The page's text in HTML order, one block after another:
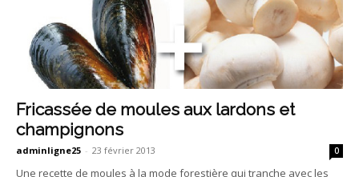
Fricassée de moules aux lardons et
champignons
adminligne25 - 23 février 2013 0
Une recette de moules à la mode forestière qui tranche avec les